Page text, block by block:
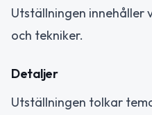
Utställningen innehåller
och tekniker.
Detaljer
Utställningen tolkar